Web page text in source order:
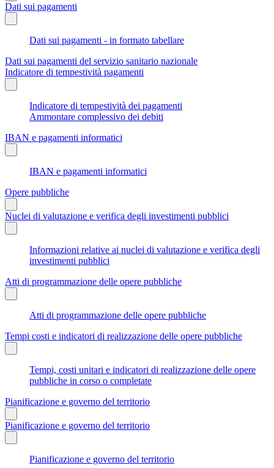
Dati sui pagamenti
Dati sui pagamenti - in formato tabellare
Dati sui pagamenti del servizio sanitario nazionale
Indicatore di tempestività pagamenti
Indicatore di tempestività dei pagamenti
Ammontare complessivo dei debiti
IBAN e pagamenti informatici
IBAN e pagamenti informatici
Opere pubbliche
Nuclei di valutazione e verifica degli investimenti pubblici
Informazioni relative ai nuclei di valutazione e verifica degli
investimenti pubblici
Atti di programmazione delle opere pubbliche
Atti di programmazione delle opere pubbliche
Tempi costi e indicatori di realizzazione delle opere pubbliche
Tempi, costi unitari e indicatori di realizzazione delle opere
pubbliche in corso o completate
Pianificazione e governo del territorio
Pianificazione e governo del territorio
Pianificazione e governo del territorio